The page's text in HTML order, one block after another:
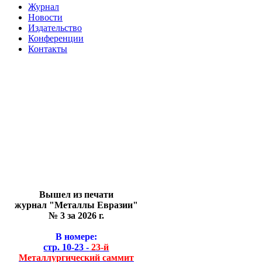
Журнал
Новости
Издательство
Конференции
Контакты
Вышел из печати
журнал "Металлы Евразии"
№ 3 за 2026 г.
В номере:
стр. 10-23 - 23-й
Металлургический саммит